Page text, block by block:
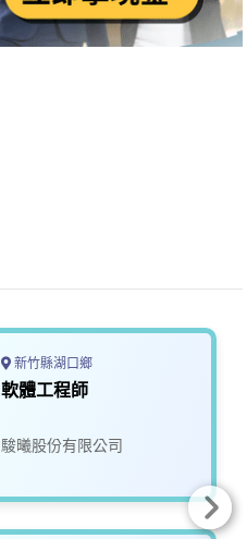
新竹縣湖口鄉
軟體工程師
駿曦股份有限公司